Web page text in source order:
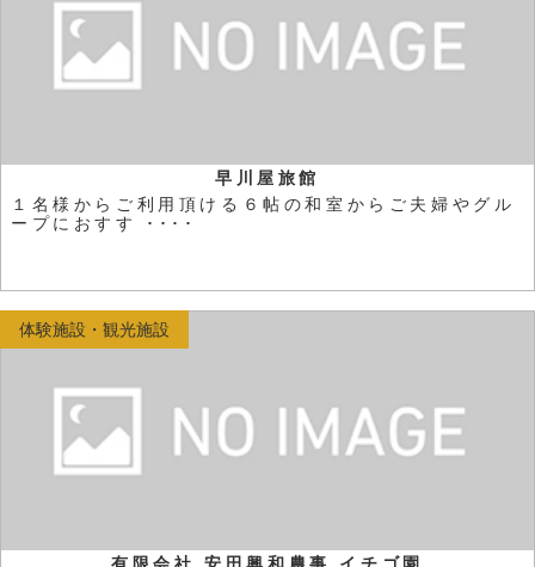
早川屋旅館
１名様からご利用頂ける６帖の和室からご夫婦やグル
ープにおすす ････
有限会社 安田興和農事 イチゴ園
体験施設・観光施設